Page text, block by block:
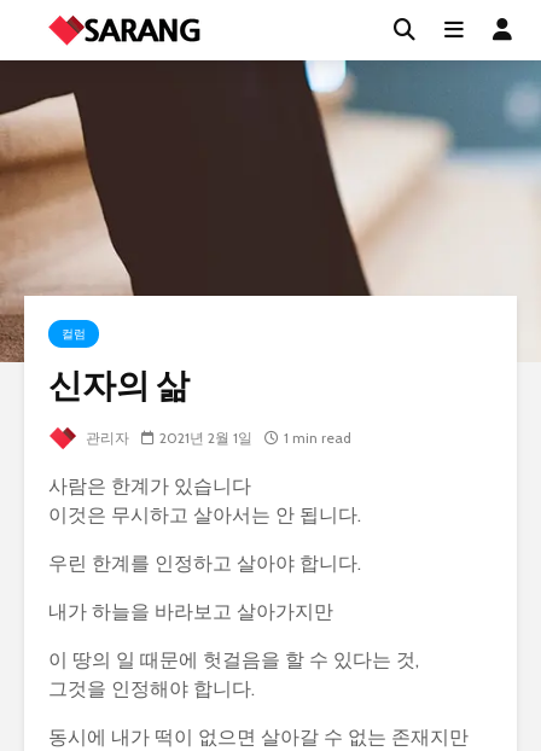
컬럼
신자의 삶
관리자 2021년 2월 1일 1 min read
사람은 한계가 있습니다
이것은 무시하고 살아서는 안 됩니다.
우린 한계를 인정하고 살아야 합니다.
내가 하늘을 바라보고 살아가지만
이 땅의 일 때문에 헛걸음을 할 수 있다는 것,
그것을 인정해야 합니다.
동시에 내가 떡이 없으면 살아갈 수 없는 존재지만